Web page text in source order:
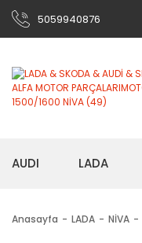
5059940876
AUDI LADA
Anasayfa LADA NİVA